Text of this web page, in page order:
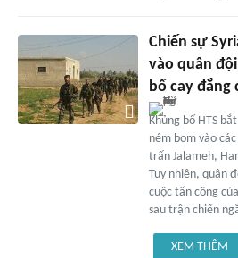
Chiến sự
vào quân
bố cay
Khủng bố HTS
ném bom vào
trấn Jalameh,
Tuy nhiên, quân
cuộc tấn công
sau trận chiến
XEM THÊM